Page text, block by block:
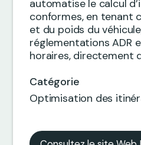
automatise le calcul
conformes, en tenant
et du poids du
réglementations ADR
horaires, directement
Catégorie
Optimisation des